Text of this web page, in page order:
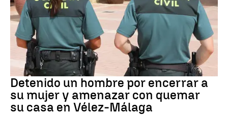
VIOLENCIA MACHISTA
Detenido un hombre por encerrar a
su mujer y amenazar con quemar
su casa en Vélez-Málaga